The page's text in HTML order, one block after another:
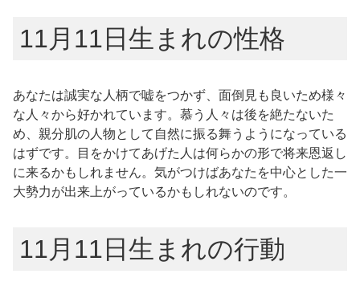
11月11日生まれの性格
あなたは誠実な人柄で嘘をつかず、面倒見も良いため様々
な人々から好かれています。慕う人々は後を絶たないた
め、親分肌の人物として自然に振る舞うようになっている
はずです。目をかけてあげた人は何らかの形で将来恩返し
に来るかもしれません。気がつけばあなたを中心とした一
大勢力が出来上がっているかもしれないのです。
11月11日生まれの行動